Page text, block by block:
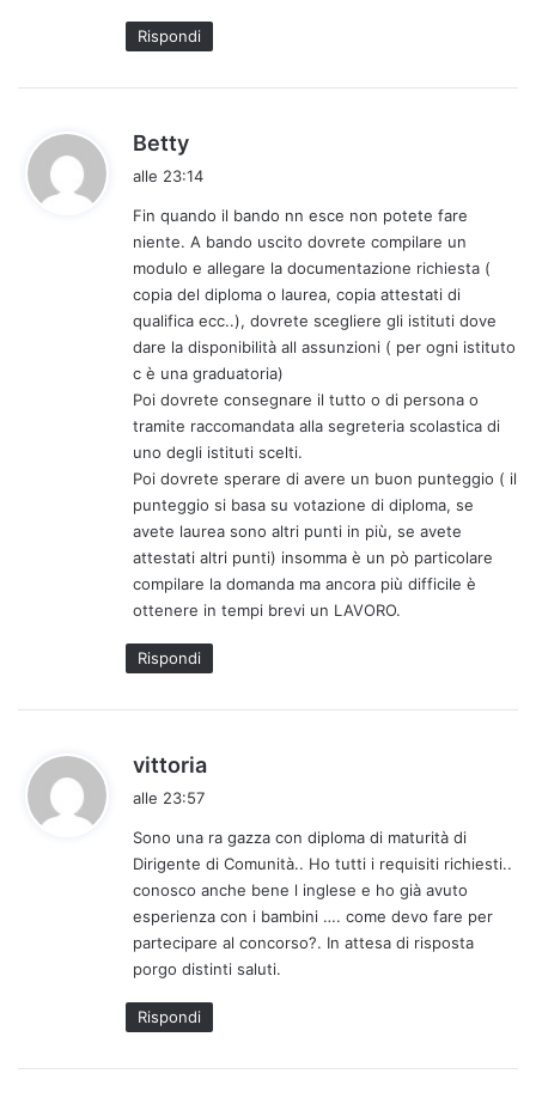
Rispondi
Betty
a
e
t
t
o
:
alle 23:14
Fin quando il bando nn esce non potete fare
niente. A bando uscito dovrete compilare un
modulo e allegare la documentazione richiesta (
copia del diploma o laurea, copia attestati di
qualifica ecc..), dovrete scegliere gli istituti dove
dare la disponibilità all assunzioni ( per ogni istituto
c è una graduatoria)
Poi dovrete consegnare il tutto o di persona o
tramite raccomandata alla segreteria scolastica di
uno degli istituti scelti.
Poi dovrete sperare di avere un buon punteggio ( il
punteggio si basa su votazione di diploma, se
avete laurea sono altri punti in più, se avete
attestati altri punti) insomma è un pò particolare
compilare la domanda ma ancora più difficile è
ottenere in tempi brevi un LAVORO.
Rispondi
vittoria
e
t
t
o
:
alle 23:57
Sono una ra gazza con diploma di maturità di
Dirigente di Comunità.. Ho tutti i requisiti richiesti..
conosco anche bene l inglese e ho già avuto
esperienza con i bambini …. come devo fare per
partecipare al concorso?. In attesa di risposta
porgo distinti saluti.
Rispondi